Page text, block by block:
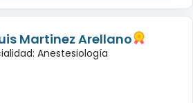
Martinez Arellano
Anestesiología